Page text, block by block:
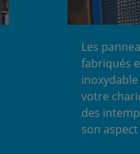
Les
fabriqués
votre
des
son